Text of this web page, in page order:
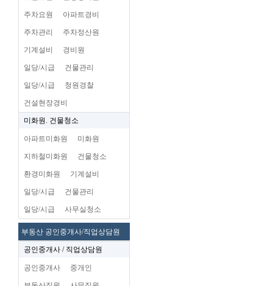
주차요원 아파트경비
주차관리 주차정산원
기계설비 경비원
일당/시급 건물관리
일당/시급 청원경찰
건설현장경비
미화원. 건물청소
아파트미화원 미화원
지하철미화원 건물청소
환경미화원 기계설비
일당/시급 건물관리
일당/시급 사무실청소
부동산 공인중개사/직업상담원
공인중개사 / 직업상담원
공인중개사 중개인